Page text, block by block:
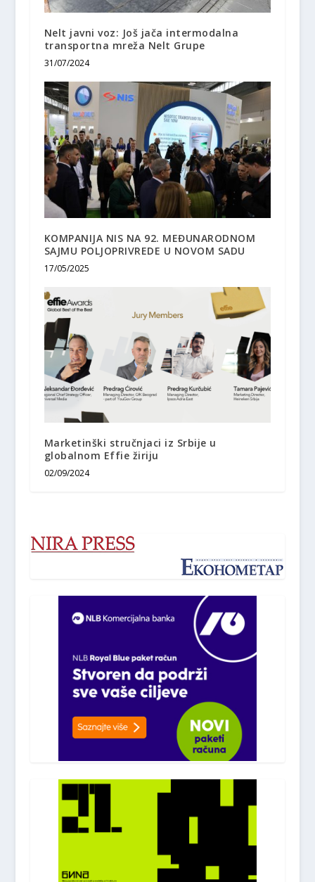
Nelt javni voz: Još jača intermodalna
transportna mreža Nelt Grupe
31/07/2024
KOMPANIJA NIS NA 92. MEĐUNARODNOM
SAJMU POLJOPRIVREDE U NOVOM SADU
17/05/2025
Marketinški stručnjaci iz Srbije u
globalnom Effie žiriju
02/09/2024